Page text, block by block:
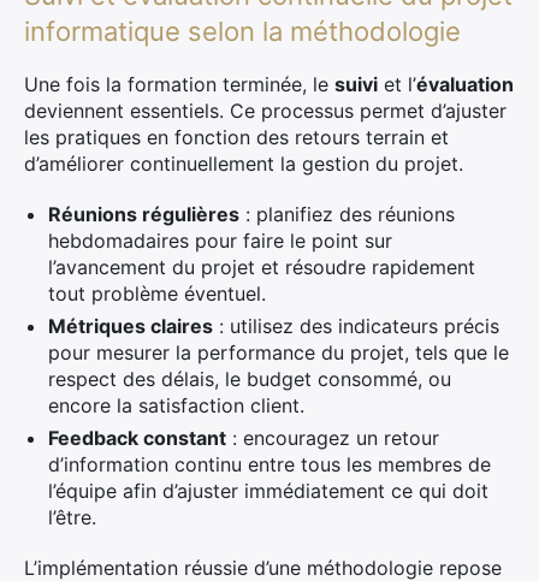
informatique selon la méthodologie
Une fois la formation terminée, le suivi et l’évaluation
deviennent essentiels. Ce processus permet d’ajuster
les pratiques en fonction des retours terrain et
d’améliorer continuellement la gestion du projet.
Réunions régulières : planifiez des réunions
hebdomadaires pour faire le point sur
l’avancement du projet et résoudre rapidement
tout problème éventuel.
Métriques claires : utilisez des indicateurs précis
pour mesurer la performance du projet, tels que le
respect des délais, le budget consommé, ou
encore la satisfaction client.
Feedback constant : encouragez un retour
d’information continu entre tous les membres de
l’équipe afin d’ajuster immédiatement ce qui doit
l’être.
L’implémentation réussie d’une méthodologie repose